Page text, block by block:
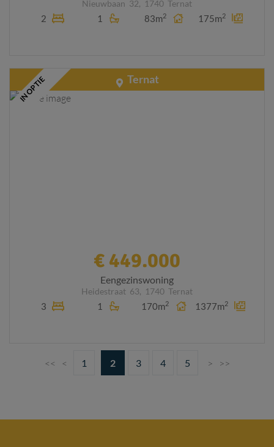
Nieuwbaan 32, 1740 Ternat
2 1 83m2 175m2
Ternat
IN OPTIE
€ 449.000
Eengezinswoning
Heidestraat 63, 1740 Ternat
3 1 170m2 1377m2
<< < 1 2 3 4 5 > >>